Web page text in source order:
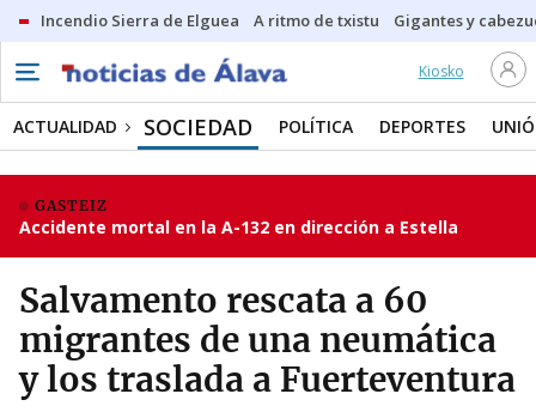
Incendio Sierra de Elguea A ritmo de txistu Gigantes y
Kiosko
ACTUALIDAD SOCIEDAD POLÍTICA DEPORTES
GASTEIZ
Accidente mortal en la A-132 en dirección a Estella
Salvamento rescata a 60
migrantes de una neumática
y los traslada a Fuerteventura